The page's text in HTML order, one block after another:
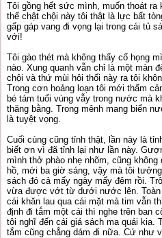
Tôi gồng hết sức mình, muốn thoát
thế chật chội này tôi thật là lực bất
gấp gáp vang đi vọng lại trong cái tủ
với!
Tôi gào thét mà không thấy cổ họng
nào. Xung quanh vẫn chỉ là một màn
chội và thứ mùi hôi thối này ra tôi
Trong cơn hoảng loạn tôi mới thấm
bé tám tuổi vùng vẫy trong nước mà
thăng bằng. Trong mênh mang biển
là tuyệt vọng.
Cuối cùng cũng tỉnh thật, lần này là
biết ơn vì đã tỉnh lại như lần này.
mình thở phào nhẹ nhõm, cũng
hồ, mới ba giờ sáng, vậy mà tôi
sách đó cả mấy ngày mấy đêm rồi.
vừa được vớt từ dưới nước lên.
cái khăn lau qua cái mặt mà tim vẫn
định đi tắm một cái thì nghe trên ban
tôi nghĩ đến cái giá sách ma quái kia.
tắm cũng chẳng dám đi nữa. Cứ như